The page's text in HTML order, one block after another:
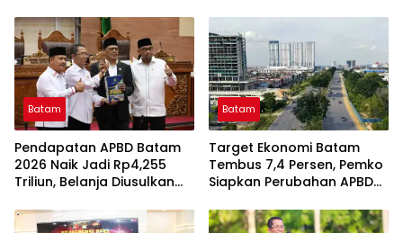
Kepri
Batam
Pendapatan APBD Batam
2026 Naik Jadi Rp4,255
Triliun, Belanja Diusulkan
Batam
Target Ekonomi Batam
Tembus 7,4 Persen, Pemko
Siapkan Perubahan APBD
Investasi dan Infrastruktur